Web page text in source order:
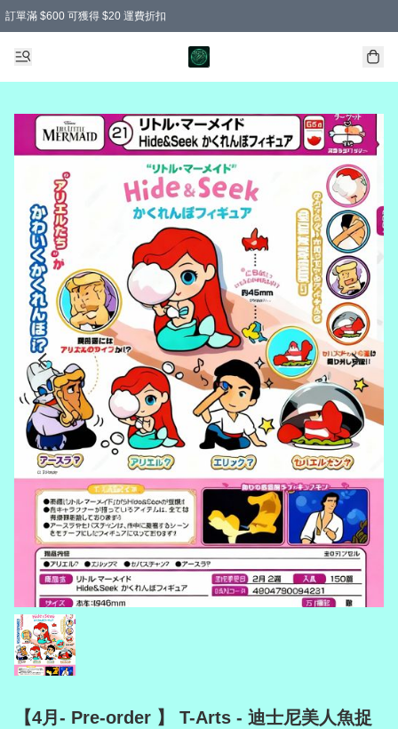
訂單滿 $600 可獲得 $20 運費折扣
【4月- Pre-order 】 T-Arts - 迪士尼美人魚捉